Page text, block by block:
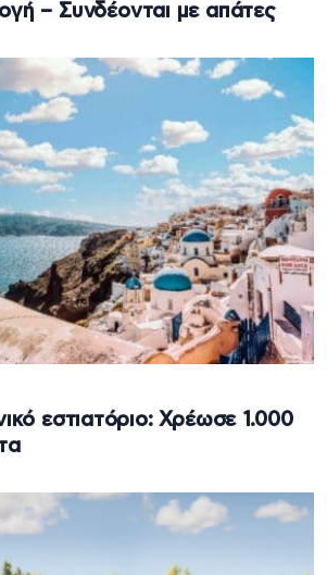
– Συνδέονται με απάτες
εστιατόριο: Χρέωσε 1.000